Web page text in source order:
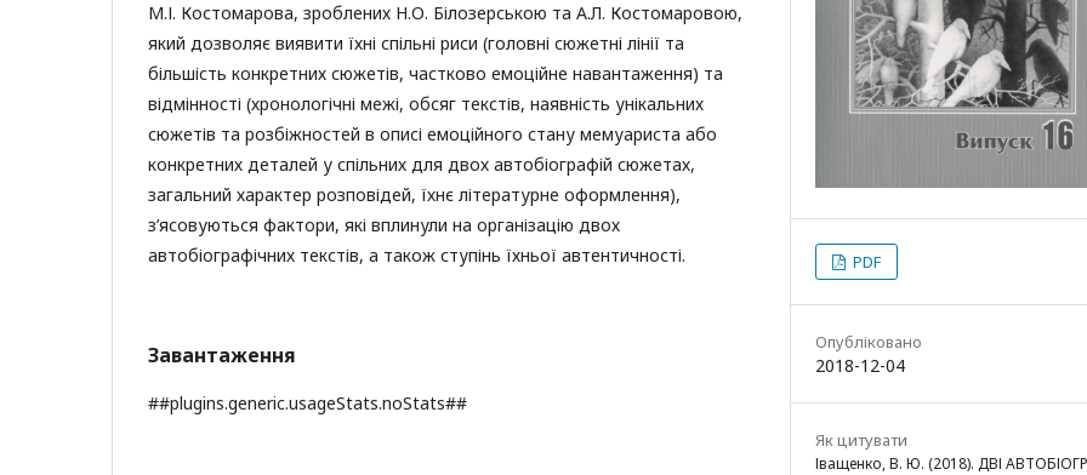
М.І. Костомарова, зроблених Н.О. Білозерською та А.Л. Костомаровою,
який дозволяє виявити їхні спільні риси (головні сюжетні лінії та
більшість конкретних сюжетів, частково емоційне навантаження) та
відмінності (хронологічні межі, обсяг текстів, наявність унікальних
сюжетів та розбіжностей в описі емоційного стану мемуариста або
конкретних деталей у спільних для двох автобіографій сюжетах,
загальний характер розповідей, їхнє літературне оформлення),
з’ясовуються фактори, які вплинули на організацію двох
автобіографічних текстів, а також ступінь їхньої автентичності.
Завантаження
##plugins.generic.usageStats.noStats##
PDF
Опубліковано
2018-12-04
Як цитувати
Іващенко, В. Ю. (2018). ДВІ